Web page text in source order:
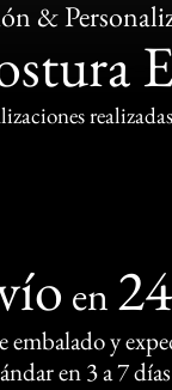
&
en
embalado y
en 3 a 7